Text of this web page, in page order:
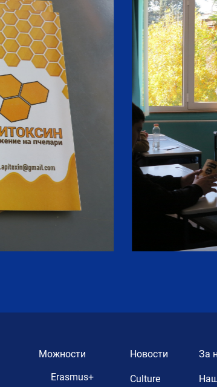
Можности
Erasmus+
Новости
Culture
За